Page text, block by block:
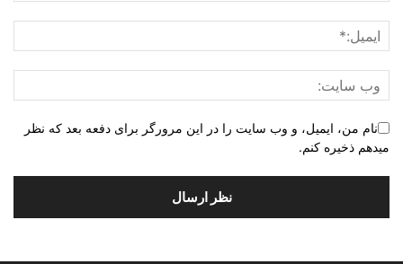
نام من، ایمیل، و وب سایت را در این مرورگر برای دفعه بعد که نظر
میدهم ذخیره کنم.